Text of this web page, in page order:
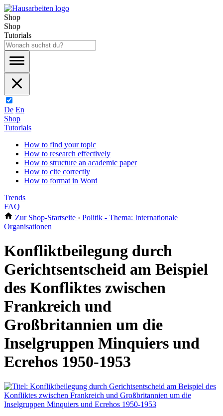
Shop
Shop
Tutorials
De En
Shop
Tutorials
How to find your topic
How to research effectively
How to structure an academic paper
How to cite correctly
How to format in Word
Trends
FAQ
Zur Shop-Startseite › Politik - Thema: Internationale
Organisationen
Konfliktbeilegung durch
Gerichtsentscheid am Beispiel
des Konfliktes zwischen
Frankreich und
Großbritannien um die
Inselgruppen Minquiers und
Ecrehos 1950-1953